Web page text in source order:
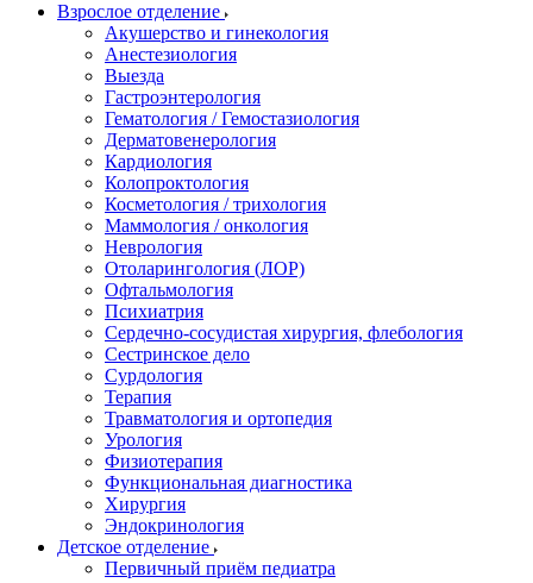
Взрослое отделение
Акушерство и гинекология
Анестезиология
Выезда
Гастроэнтерология
Гематология / Гемостазиология
Дерматовенерология
Кардиология
Колопроктология
Косметология / трихология
Маммология / онкология
Неврология
Отоларингология (ЛОР)
Офтальмология
Психиатрия
Сердечно-сосудистая хирургия, флебология
Сестринское дело
Сурдология
Терапия
Травматология и ортопедия
Урология
Физиотерапия
Функциональная диагностика
Хирургия
Эндокринология
Детское отделение
Первичный приём педиатра